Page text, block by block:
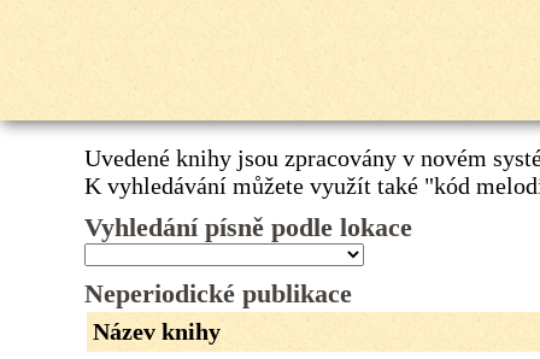
Uvedené knihy jsou zpracovány v novém
K vyhledávání můžete využít také "kód
Vyhledání písně podle lokace
Neperiodické publikace
Název knihy